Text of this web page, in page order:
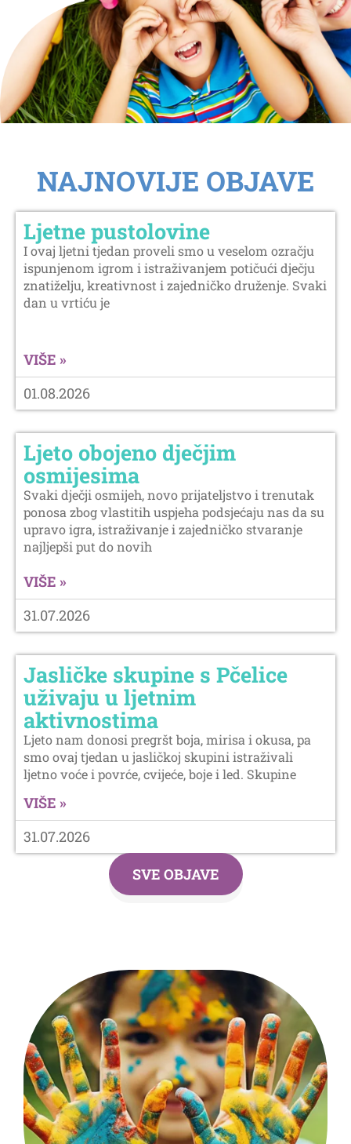
NAJNOVIJE OBJAVE
Ljetne pustolovine
I ovaj ljetni tjedan proveli smo u veselom ozračju
ispunjenom igrom i istraživanjem potičući dječju
znatiželju, kreativnost i zajedničko druženje. Svaki
dan u vrtiću je
VIŠE »
01.08.2026
Ljeto obojeno dječjim
osmijesima
Svaki dječji osmijeh, novo prijateljstvo i trenutak
ponosa zbog vlastitih uspjeha podsjećaju nas da su
upravo igra, istraživanje i zajedničko stvaranje
najljepši put do novih
VIŠE »
31.07.2026
Jasličke skupine s Pčelice
uživaju u ljetnim
aktivnostima
Ljeto nam donosi pregršt boja, mirisa i okusa, pa
smo ovaj tjedan u jasličkoj skupini istraživali
ljetno voće i povrće, cvijeće, boje i led. Skupine
VIŠE »
31.07.2026
SVE OBJAVE